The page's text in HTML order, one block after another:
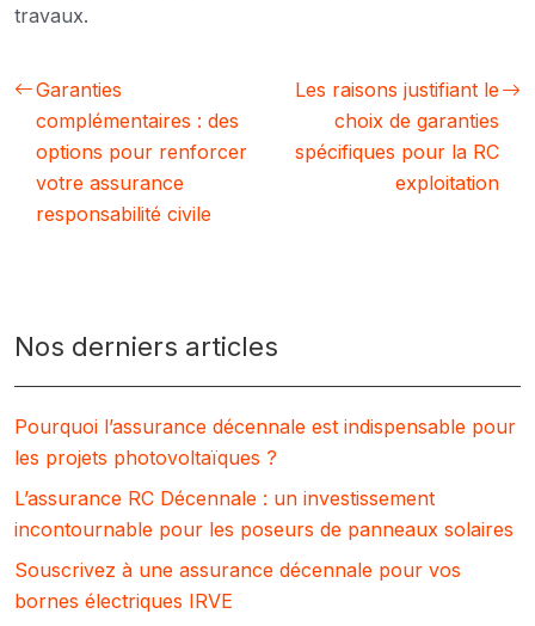
travaux.
Garanties
complémentaires : des
options pour renforcer
votre assurance
responsabilité civile
Les raisons justifiant le
choix de garanties
spécifiques pour la RC
exploitation
Nos derniers articles
Pourquoi l’assurance décennale est indispensable pour
les projets photovoltaïques ?
L’assurance RC Décennale : un investissement
incontournable pour les poseurs de panneaux solaires
Souscrivez à une assurance décennale pour vos
bornes électriques IRVE